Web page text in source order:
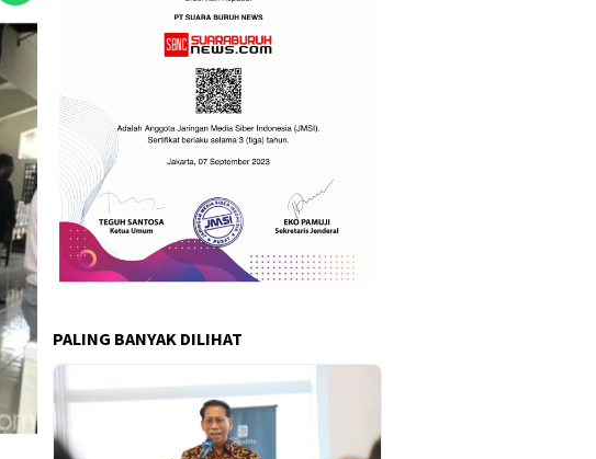
PALING BANYAK DILIHAT